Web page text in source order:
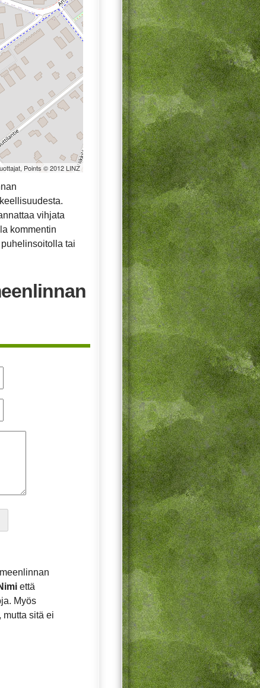
Points © 2012 LINZ
vihjata
kommentin
tai
että
Myös
sitä ei